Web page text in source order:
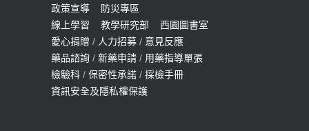
預約
2022-01-07
114年【公費流感及新冠疫苗】門診
預約
2025-09-30
政策宣導
防災專區
線上學習
教學研究部
西園圖書室
愛心捐贈 / 人力招募 / 意見反應
藥品諮詢 / 新藥申請 / 用藥指導單張
檢驗科 / 保密性承諾 / 採檢手冊
資訊安全及隱私權保護